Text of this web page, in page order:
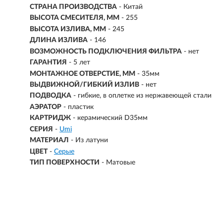
СТРАНА ПРОИЗВОДСТВА - Китай
ВЫСОТА СМЕСИТЕЛЯ, ММ - 255
ВЫСОТА ИЗЛИВА, ММ - 245
ДЛИНА ИЗЛИВА - 146
ВОЗМОЖНОСТЬ ПОДКЛЮЧЕНИЯ ФИЛЬТРА - нет
ГАРАНТИЯ - 5 лет
МОНТАЖНОЕ ОТВЕРСТИЕ, ММ - 35мм
ВЫДВИЖНОЙ/ГИБКИЙ ИЗЛИВ - нет
ПОДВОДКА - гибкие, в оплетке из нержавеющей стали
АЭРАТОР - пластик
КАРТРИДЖ - керамический D35мм
СЕРИЯ - Umi
МАТЕРИАЛ - Из латуни
ЦВЕТ - Серые
ТИП ПОВЕРХНОСТИ - Матовые